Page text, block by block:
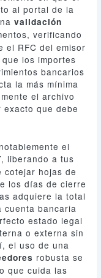
al portal de la
validación
verificando
el RFC del emisor
los importes
bancarios
la más mínima
el archivo
que debe
el
, liberando a tus
cotejar hojas de
los días de cierre
adquiere la total
cuenta bancaria
estado legal
o externa sin
el uso de una
robusta se
que cuida las